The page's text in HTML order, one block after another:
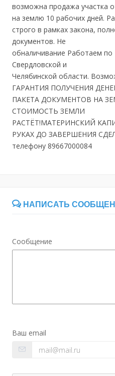
возможна продажа участка
на землю 10 рабочих дней.
строго в рамках закона,
документов. Не
обналичивание Работаем по
Свердловской и
Челябинской области.
ГАРАНТИЯ ПОЛУЧЕНИЯ
ПАКЕТА ДОКУМЕНТОВ НА
СТОИМОСТЬ ЗЕМЛИ
РАСТЁТ!МАТЕРИНСКИЙ
РУКАХ ДО ЗАВЕРШЕНИЯ
телефону 89667000084
НАПИСАТЬ
Сообщение
Ваш email